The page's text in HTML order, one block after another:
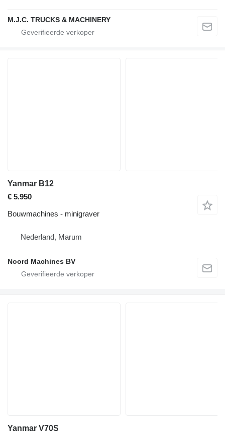
M.J.C. TRUCKS & MACHINERY
Yanmar B12
€ 5.950
Bouwmachines - minigraver
Nederland, Marum
Noord Machines BV
Yanmar V70S